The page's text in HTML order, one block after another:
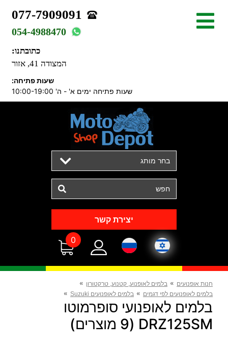
077-7909091
054-4988470
כתובתנו:
המצודה 41, אזור
שעות פתיחה:
שעות פתיחה ימים א' - ה' 10:00-19:00
בחר מותג
יצירת קשר
0
חנות אופנועים » בלמים לאופנוע, קטנוע, טרקטורון »
בלמים לאופנועים לפי דגמים » בלמים לאופנועים Suzuki »
בלמים לאופנועי סופרמוטו
DRZ125SM (9 מוצרים)